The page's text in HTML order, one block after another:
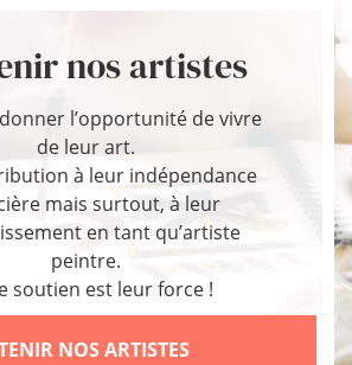
nos artistes
donner l’opportunité de vivre
de leur art.
à leur indépendance
mais surtout, à leur
en tant qu’artiste
peintre.
soutien est leur force !
NOS ARTISTES